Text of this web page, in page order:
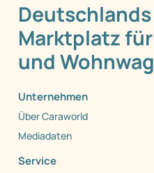
Marktplatz
und
Unternehmen
Über Caraworld
Mediadaten
Service